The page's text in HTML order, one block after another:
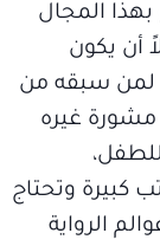
المجال
أن يكون
لمن سبقه من
مشورة غيره
كبيرة وتحتاج
الرواية